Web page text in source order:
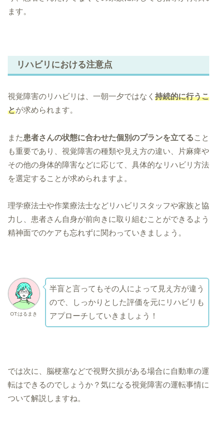
ます。
リハビリにおける注意点
視覚障害のリハビリは、一朝一夕ではなく 持続的に行うこ
とが求められます。
また患者さんの状態に合わせた個別のプランを立てること
も重要であり、視覚障害の種類や見え方の違い、片麻痺や
その他の身体的障害などに応じて、具体的なリハビリ方法
を選定することが求められますよ。
理学療法士や作業療法士などリハビリスタッフや家族と協
力し、患者さん自身が前向きに取り組むことができるよう
精神面でのケアも忘れずに関わっていきましょう。
OT:はるまき
半盲と言ってもその人によって見え方が違う
ので、しっかりとした評価を元にリハビリも
アプローチしていきましょう！
では次に、脳梗塞などで視野欠損がある場合に自動車の運
転はできるのでしょうか？気になる視覚障害の運転事情に
ついて解説しますね。